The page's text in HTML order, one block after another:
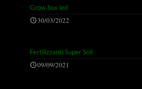
Grow box led
30/03/2022
Fertilizzanti Super Soil
09/09/2021